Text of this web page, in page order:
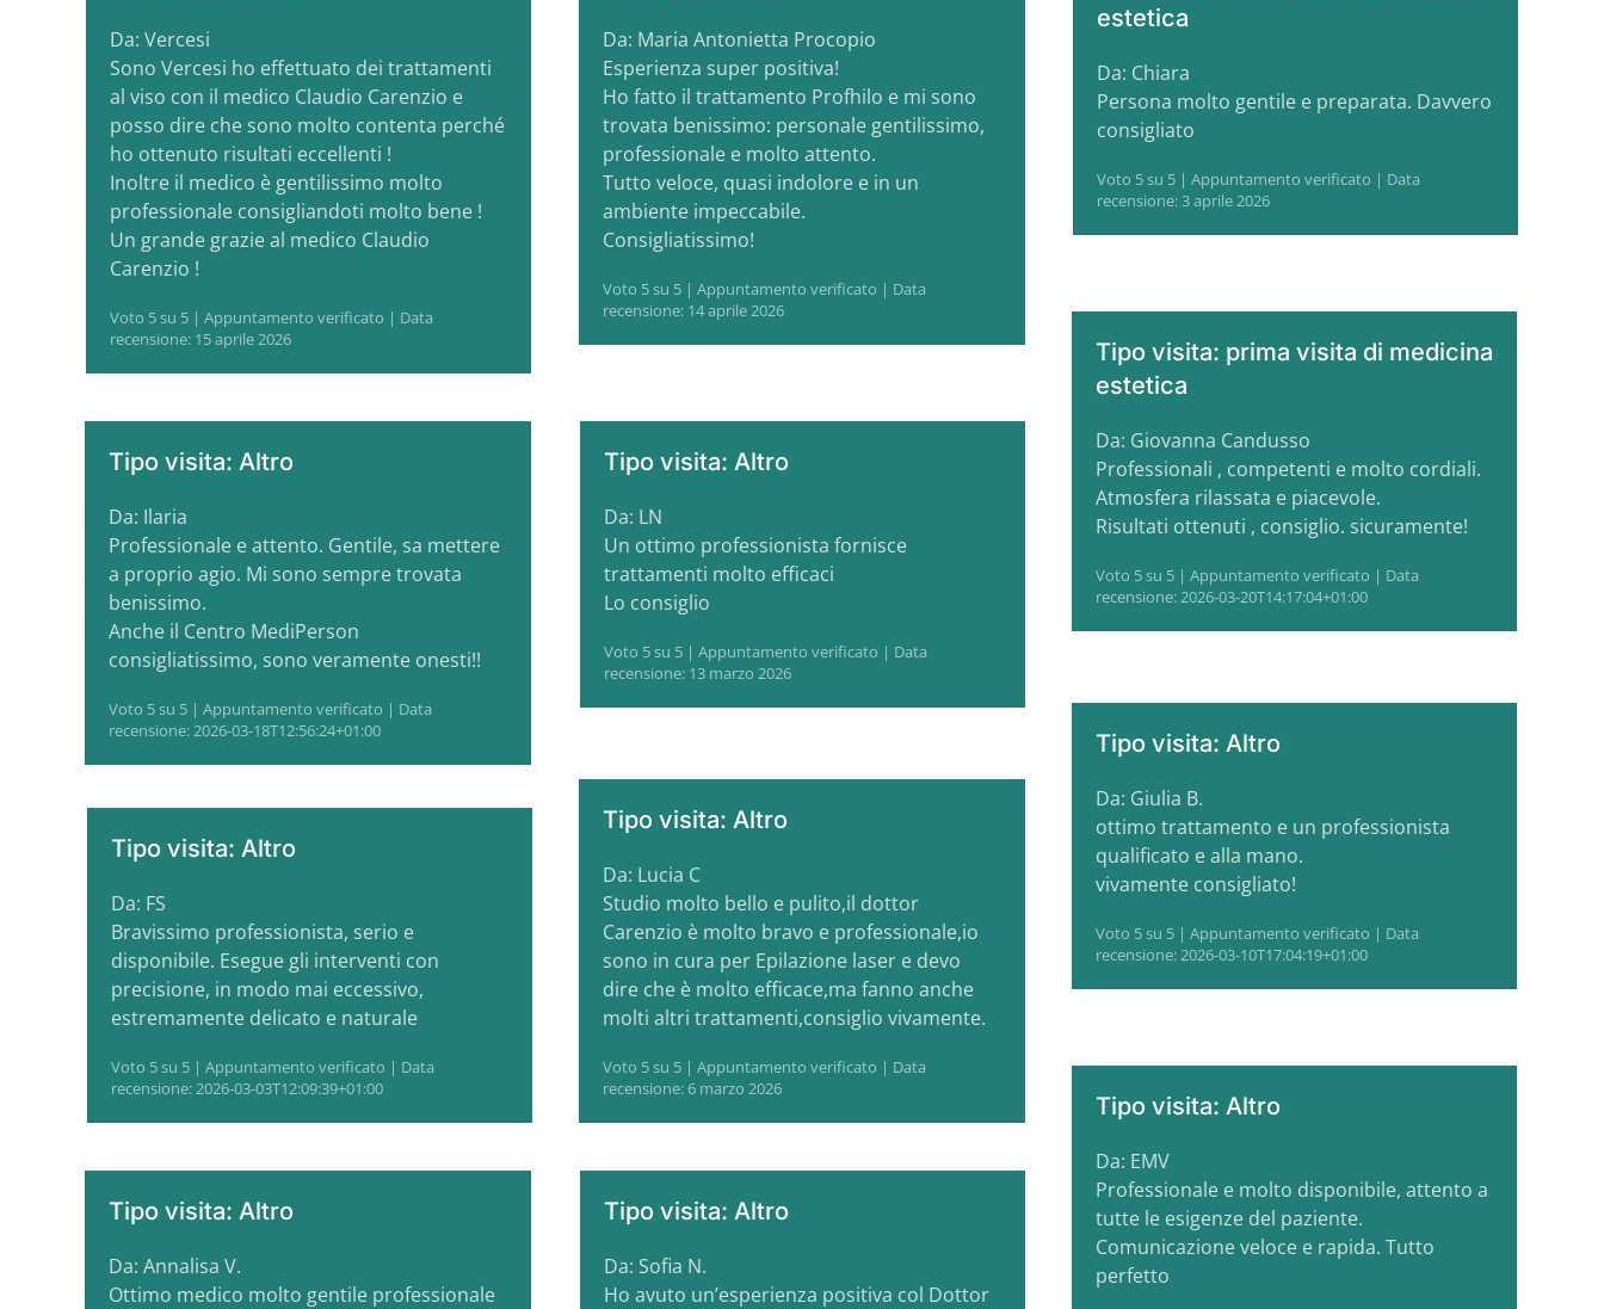
Da: Vercesi
Sono Vercesi ho effettuato dei trattamenti
al viso con il medico Claudio Carenzio e
posso dire che sono molto contenta perché
ho ottenuto risultati eccellenti !
Inoltre il medico è gentilissimo molto
professionale consigliandoti molto bene !
Un grande grazie al medico Claudio
Carenzio !
Voto 5 su 5 | Appuntamento verificato | Data
recensione: 15 aprile 2026
Da: Maria Antonietta Procopio
Esperienza super positiva!
Ho fatto il trattamento Profhilo e mi sono
trovata benissimo: personale gentilissimo,
professionale e molto attento.
Tutto veloce, quasi indolore e in un
ambiente impeccabile.
Consigliatissimo!
Voto 5 su 5 | Appuntamento verificato | Data
recensione: 14 aprile 2026
estetica
Da: Chiara
Persona molto gentile e preparata. Davvero
consigliato
Voto 5 su 5 | Appuntamento verificato | Data
recensione: 3 aprile 2026
Tipo visita: prima visita di medicina
estetica
Da: Giovanna Candusso
Professionali , competenti e molto cordiali.
Atmosfera rilassata e piacevole.
Risultati ottenuti , consiglio. sicuramente!
Voto 5 su 5 | Appuntamento verificato | Data
recensione: 2026-03-20T14:17:04+01:00
Tipo visita: Altro
Da: Ilaria
Professionale e attento. Gentile, sa mettere
a proprio agio. Mi sono sempre trovata
benissimo.
Anche il Centro MediPerson
consigliatissimo, sono veramente onesti!!
Voto 5 su 5 | Appuntamento verificato | Data
recensione: 2026-03-18T12:56:24+01:00
Tipo visita: Altro
Da: LN
Un ottimo professionista fornisce
trattamenti molto efficaci
Lo consiglio
Voto 5 su 5 | Appuntamento verificato | Data
recensione: 13 marzo 2026
Tipo visita: Altro
Da: Giulia B.
ottimo trattamento e un professionista
qualificato e alla mano.
vivamente consigliato!
Voto 5 su 5 | Appuntamento verificato | Data
recensione: 2026-03-10T17:04:19+01:00
Tipo visita: Altro
Da: Lucia C
Studio molto bello e pulito,il dottor
Carenzio è molto bravo e professionale,io
sono in cura per Epilazione laser e devo
dire che è molto efficace,ma fanno anche
molti altri trattamenti,consiglio vivamente.
Voto 5 su 5 | Appuntamento verificato | Data
recensione: 6 marzo 2026
Tipo visita: Altro
Da: FS
Bravissimo professionista, serio e
disponibile. Esegue gli interventi con
precisione, in modo mai eccessivo,
estremamente delicato e naturale
Voto 5 su 5 | Appuntamento verificato | Data
recensione: 2026-03-03T12:09:39+01:00
Tipo visita: Altro
Da: EMV
Professionale e molto disponibile, attento a
tutte le esigenze del paziente.
Comunicazione veloce e rapida. Tutto
perfetto
Tipo visita: Altro
Da: Annalisa V.
Ottimo medico molto gentile professionale
Tipo visita: Altro
Da: Sofia N.
Ho avuto un’esperienza positiva col Dottor